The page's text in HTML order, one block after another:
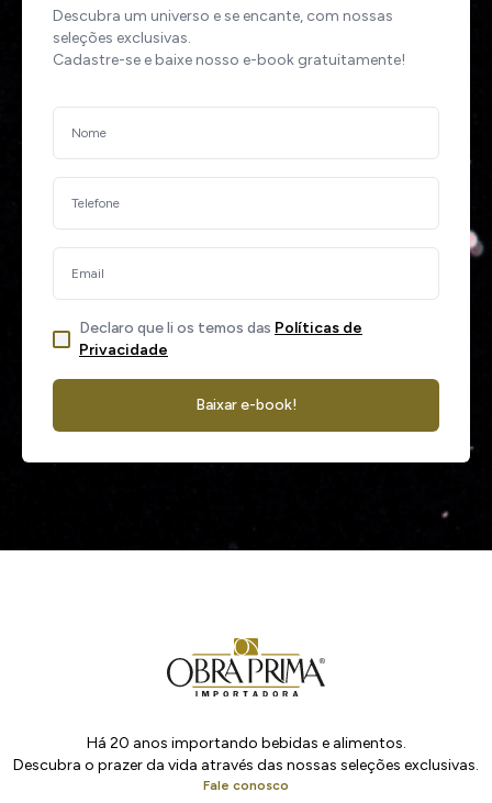
Descubra um universo e se encante, com nossas
seleções exclusivas.
Cadastre-se e baixe nosso e-book gratuitamente!
Declaro que li os temos das Políticas de
Privacidade
Baixar e-book!
Há 20 anos importando bebidas e alimentos.
Descubra o prazer da vida através das nossas seleções exclusivas.
Fale conosco